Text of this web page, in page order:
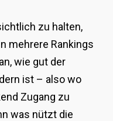
zu halten,
mehrere Rankings
wie gut der
ist – also wo
Zugang zu
was nützt die